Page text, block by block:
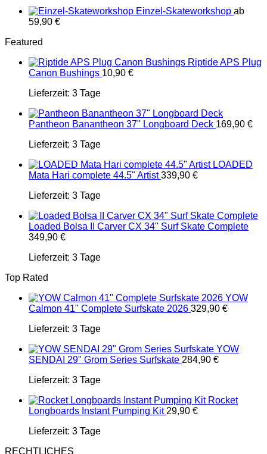
Einzel-Skateworkshop ab
59,90 €
Featured
Riptide APS Plug
Canon Bushings 10,90 €
Lieferzeit: 3 Tage
Pantheon Banantheon 37" Longboard Deck 169,90 €
Lieferzeit: 3 Tage
LOADED
Mata Hari complete 44.5" Artist 339,90 €
Lieferzeit: 3 Tage
Loaded Bolsa II Carver CX 34" Surf Skate Complete
349,90 €
Lieferzeit: 3 Tage
Top Rated
YOW
Calmon 41" Complete Surfskate 2026 329,90 €
Lieferzeit: 3 Tage
YOW
SENDAI 29" Grom Series Surfskate 284,90 €
Lieferzeit: 3 Tage
Rocket
Longboards Instant Pumping Kit 29,90 €
Lieferzeit: 3 Tage
RECHTLICHES